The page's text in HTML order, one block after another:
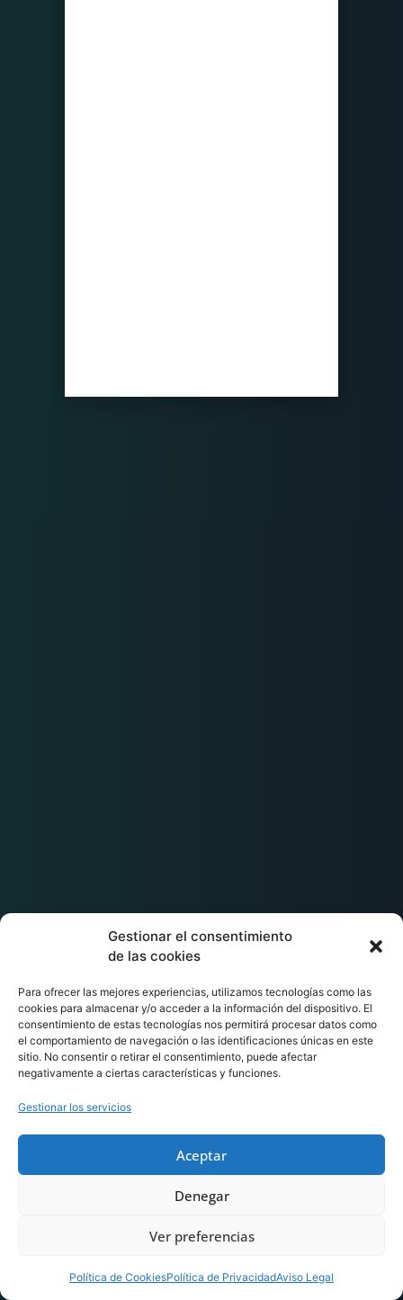
Gestionar el consentimiento
de las cookies
Para ofrecer las mejores experiencias, utilizamos tecnologías como las
cookies para almacenar y/o acceder a la información del dispositivo. El
consentimiento de estas tecnologías nos permitirá procesar datos como
el comportamiento de navegación o las identificaciones únicas en este
sitio. No consentir o retirar el consentimiento, puede afectar
negativamente a ciertas características y funciones.
Gestionar los servicios
Aceptar
Denegar
Ver preferencias
Política de CookiesPolítica de PrivacidadAviso Legal